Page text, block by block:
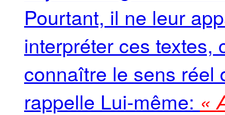
Pourtant, il ne leur
interpréter ces textes,
connaître le sens réel
rappelle Lui-même: «